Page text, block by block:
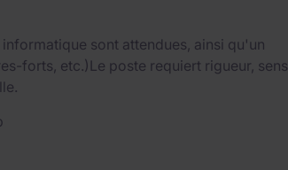
sont attendues, ainsi qu'un
forts, etc.)Le poste requiert rigueur, sens